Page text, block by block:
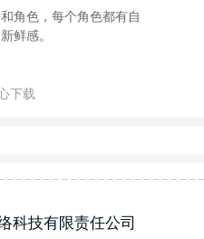
角色，每个角色都有自
鲜感。
下载
科技有限责任公司